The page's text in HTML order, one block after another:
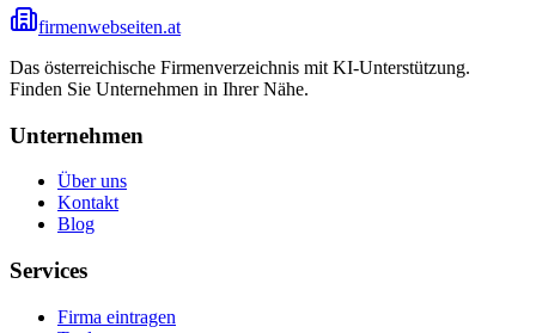
firmenwebseiten.at
Das österreichische Firmenverzeichnis mit KI-Unterstützung.
Finden Sie Unternehmen in Ihrer Nähe.
Unternehmen
Über uns
Kontakt
Blog
Services
Firma eintragen